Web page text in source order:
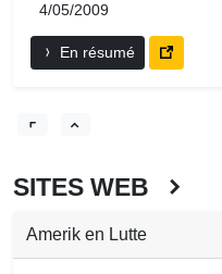
4/05/2009
En résumé
SITES WEB
Amerik en Lutte